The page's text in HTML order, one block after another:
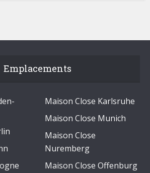
Emplacements
Maison Close Karlsruhe
Maison Close Munich
Maison Close
Nuremberg
Maison Close Offenburg